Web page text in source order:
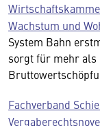
Wachstum und
System Bahn
sorgt für mehr als
Fachverband